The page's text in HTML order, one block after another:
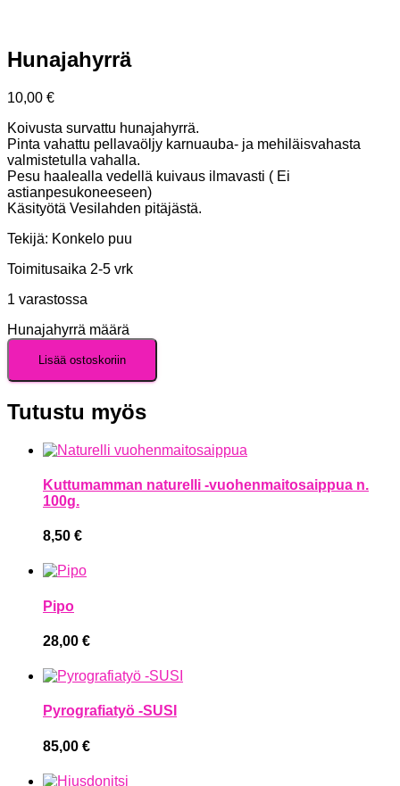
Hunajahyrrä
10,00 €
Koivusta survattu hunajahyrrä.
Pinta vahattu pellavaöljy karnuauba- ja mehiläisvahasta
valmistetulla vahalla.
Pesu haalealla vedellä kuivaus ilmavasti ( Ei
astianpesukoneeseen)
Käsityötä Vesilahden pitäjästä.
Tekijä: Konkelo puu
Toimitusaika 2-5 vrk
1 varastossa
Hunajahyrrä määrä
Lisää ostoskoriin
Tutustu myös
Kuttumamman naturelli -vuohenmaitosaippua n.
100g.
8,50 €
Pipo
28,00 €
Pyrografiatyö -SUSI
85,00 €